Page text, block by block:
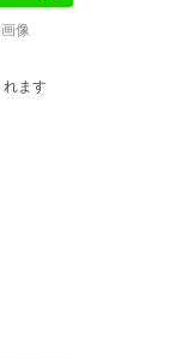
像
ます